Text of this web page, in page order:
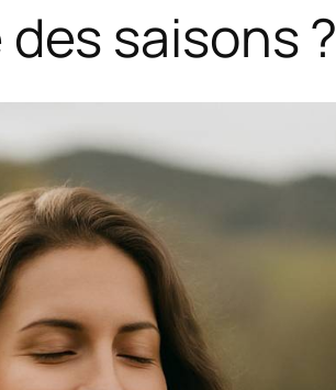
saisons ?